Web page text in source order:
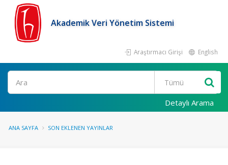
Akademik Veri Yönetim Sistemi
Araştırmacı Girişi English
Ara
Detaylı Arama
ANA SAYFA SON EKLENEN YAYINLAR